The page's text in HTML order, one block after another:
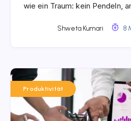
wie ein Traum: kein Pendeln,
Shweta Kumari 8
Produktivität